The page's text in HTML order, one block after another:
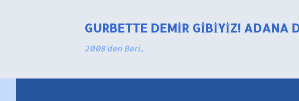
GURBETTE DEMIR GIBIYIZ! ADANA
2008'den Beri...